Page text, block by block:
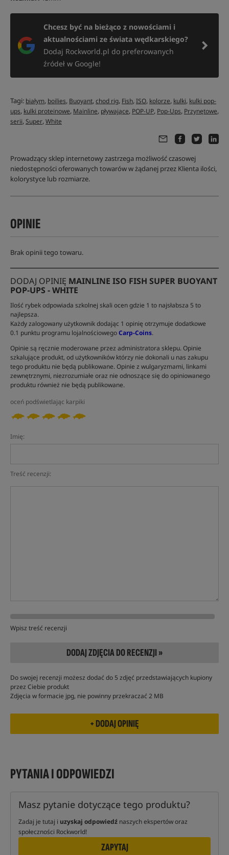
Chcesz być na bieżąco z nowościami i
aktualnościami ze świata wędkarskiego?
Dodaj Rockworld.pl do preferowanych
źródeł w Google!
Tagi: białym, boilies, Buoyant,chod rig, Fish,ISO, kolorze, kulki, kulki pop-
ups, kulki proteinowe, Mainline, pływające, POP-UP, Pop-Ups, Przynętowe,
serii,Super,White
Prowadzący sklep internetowy zastrzega możliwość czasowej
niedostępności oferowanych towarów w żądanej przez Klienta ilości,
kolorystyce lub rozmiarze.
OPINIE
Brak opinii tego towaru.
DODAJ OPINIĘ MAINLINE ISO FISH SUPER BUOYANT
POP-UPS - WHITE
Ilość rybek odpowiada szkolnej skali ocen gdzie 1 to najsłabsza 5 to
najlepsza.
Każdy zalogowany użytkownik dodając 1 opinię otrzymuje dodatkowe
0.1 punktu programu lojalnościowegoCarp-Coins.
Opinie są ręcznie moderowane przez administratora sklepu. Opinie
szkalujące produkt, od użytkowników którzy nie dokonali u nas zakupu
tego produktu nie będą publikowane. Opinie z wulgaryzmami, linkami
zewnętrznymi, niezrozumiałe oraz nie odnoszące się do opiniowanego
produktu również nie będą publikowane.
oceń podświetlając karpiki
Imię:
Treść recenzji:
Wpisz treść recenzji
DODAJ ZDJĘCIA DO RECENZJI »
Do swojej recenzji możesz dodać do 5 zdjęć przedstawiających kupiony
przez Ciebie produkt
Zdjęcia w formacie jpg, nie powinny przekraczać 2 MB
PYTANIA I ODPOWIEDZI
Masz pytanie dotyczące tego produktu?
Zadaj je tutaj i uzyskaj odpowiedź naszych ekspertów oraz
społeczności Rockworld!
ZAPYTAJ